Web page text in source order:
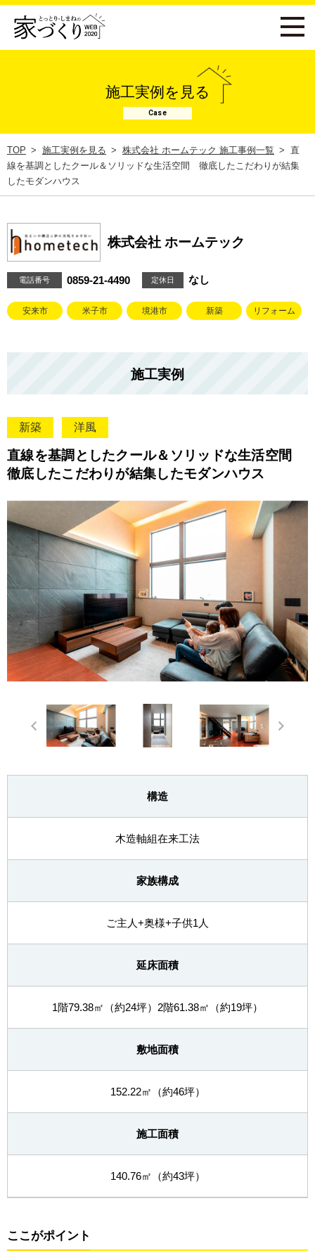
施工実例を見る
Case
TOP 施工実例を見る 株式会社 ホームテック 施工事例一覧
直
線を基調としたクール＆ソリッドな生活空間 徹底したこだわりが結集
したモダンハウス
株式会社 ホームテック
電話番号 0859-21-4490 定休日 なし
安来市 米子市 境港市 新築 リフォーム
施工実例
新築 洋風
直線を基調としたクール＆ソリッドな生活空間
徹底したこだわりが結集したモダンハウス
構造
木造軸組在来工法
家族構成
ご主人+奥様+子供1人
延床面積
1階79.38㎡（約24坪）2階61.38㎡（約19坪）
敷地面積
152.22㎡（約46坪）
施工面積
140.76㎡（約43坪）
ここがポイント